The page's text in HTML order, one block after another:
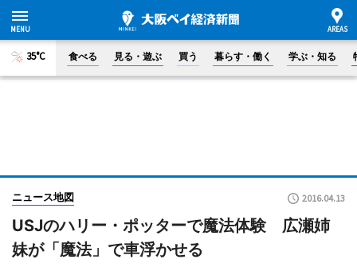
35°C 食べる 見る・遊ぶ 買う 暮らす・働く 学ぶ・知る
ニュース地図 2016.04.13
USJのハリー・ポッターで魔法体験 広瀬姉
妹が「魔法」で車浮かせる